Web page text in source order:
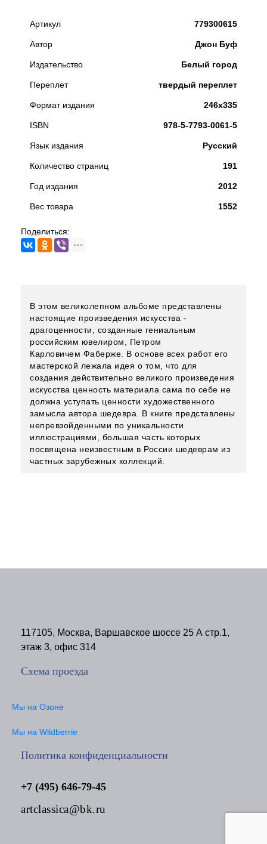
Артикул 779300615
Автор Джон Буф
Издательство Белый город
Переплет твердый переплет
Формат издания 246х335
ISBN 978-5-7793-0061-5
Язык издания Русский
Количество страниц 191
Год издания 2012
Вес товара 1552
Поделиться:
В этом великолепном альбоме представлены
настоящие произведения искусства -
драгоценности, созданные гениальным
российским ювелиром, Петром
Карловичем Фаберже. В основе всех работ его
мастерской лежала идея о том, что для
создания действительно великого произведения
искусства ценность материала сама по себе не
должна уступать ценности художественного
замысла автора шедевра. В книге представлены
непревзойденными по уникальности
иллюстрациями, большая часть которых
посвящена неизвестным в России шедеврам из
частных зарубежных коллекций.
117105, Москва, Варшавское шоссе 25 А стр.1,
этаж 3, офис 314
Схема проезда
Мы на Озоне
Мы на Wildberrie
Политика конфиденциальности
+7 (495) 646-79-45
artclassica@bk.ru